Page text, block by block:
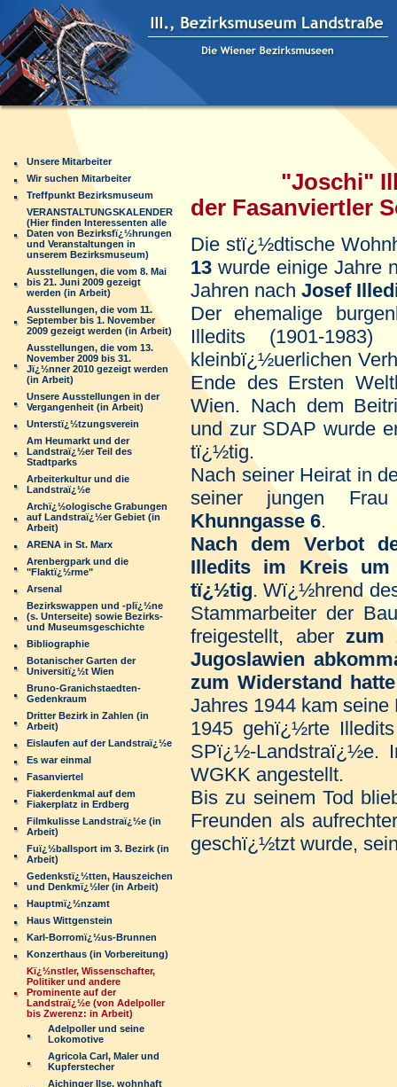
Unsere Mitarbeiter
Wir suchen Mitarbeiter
Treffpunkt Bezirksmuseum
VERANSTALTUNGSKALENDER
(Hier finden Interessenten alle
Daten von Bezirksfï¿½hrungen
und Veranstaltungen in
unserem Bezirksmuseum)
Ausstellungen, die vom 8. Mai
bis 21. Juni 2009 gezeigt
werden (in Arbeit)
Ausstellungen, die vom 11.
September bis 1. November
2009 gezeigt werden (in Arbeit)
Ausstellungen, die vom 13.
November 2009 bis 31.
Jï¿½nner 2010 gezeigt werden
(in Arbeit)
Unsere Ausstellungen in der
Vergangenheit (in Arbeit)
Unterstï¿½tzungsverein
Am Heumarkt und der
Landstraï¿½er Teil des
Stadtparks
Arbeiterkultur und die
Landstraï¿½e
Archï¿½ologische Grabungen
auf Landstraï¿½er Gebiet (in
Arbeit)
ARENA in St. Marx
Arenbergpark und die
"Flaktï¿½rme"
Arsenal
Bezirkswappen und -plï¿½ne
(s. Unterseite) sowie Bezirks-
und Museumsgeschichte
Bibliographie
Botanischer Garten der
Universitï¿½t Wien
Bruno-Granichstaedten-
Gedenkraum
Dritter Bezirk in Zahlen (in
Arbeit)
Eislaufen auf der Landstraï¿½e
Es war einmal
Fasanviertel
Fiakerdenkmal auf dem
Fiakerplatz in Erdberg
Filmkulisse Landstraï¿½e (in
Arbeit)
Fuï¿½ballsport im 3. Bezirk (in
Arbeit)
Gedenkstï¿½tten, Hauszeichen
und Denkmï¿½ler (in Arbeit)
Hauptmï¿½nzamt
Haus Wittgenstein
Karl-Borromï¿½us-Brunnen
Konzerthaus (in Vorbereitung)
Kï¿½nstler, Wissenschafter,
Politiker und andere
Prominente auf der
Landstraï¿½e (von Adelpoller
bis Zwerenz: in Arbeit)
Adelpoller und seine
Lokomotive
Agricola Carl, Maler und
Kupferstecher
Aichinger Ilse, wohnhaft
"Joschi"
der Fasanviertler
Die stï¿½dtische
13 wurde einige Jahre
Jahren nach Josef
Der ehemalige
Illedits (1901-
kleinbï¿½uerlichen
Ende des Ersten
Wien. Nach dem
und zur SDAP wurde
tï¿½tig.
Nach seiner Heirat in
seiner jungen
Khunngasse 6.
Nach dem Verbot
Illedits im Kreis
tï¿½tig. Wï¿½hrend
Stammarbeiter der
freigestellt, aberzum
Jugoslawien
zum Widerstand hatte
Jahres 1944 kam seine
1945 gehï¿½rte
SPï¿½-Landstraï¿½e.
WGKK angestellt.
Bis zu seinem Tod
Freunden als
geschï¿½tzt wurde,